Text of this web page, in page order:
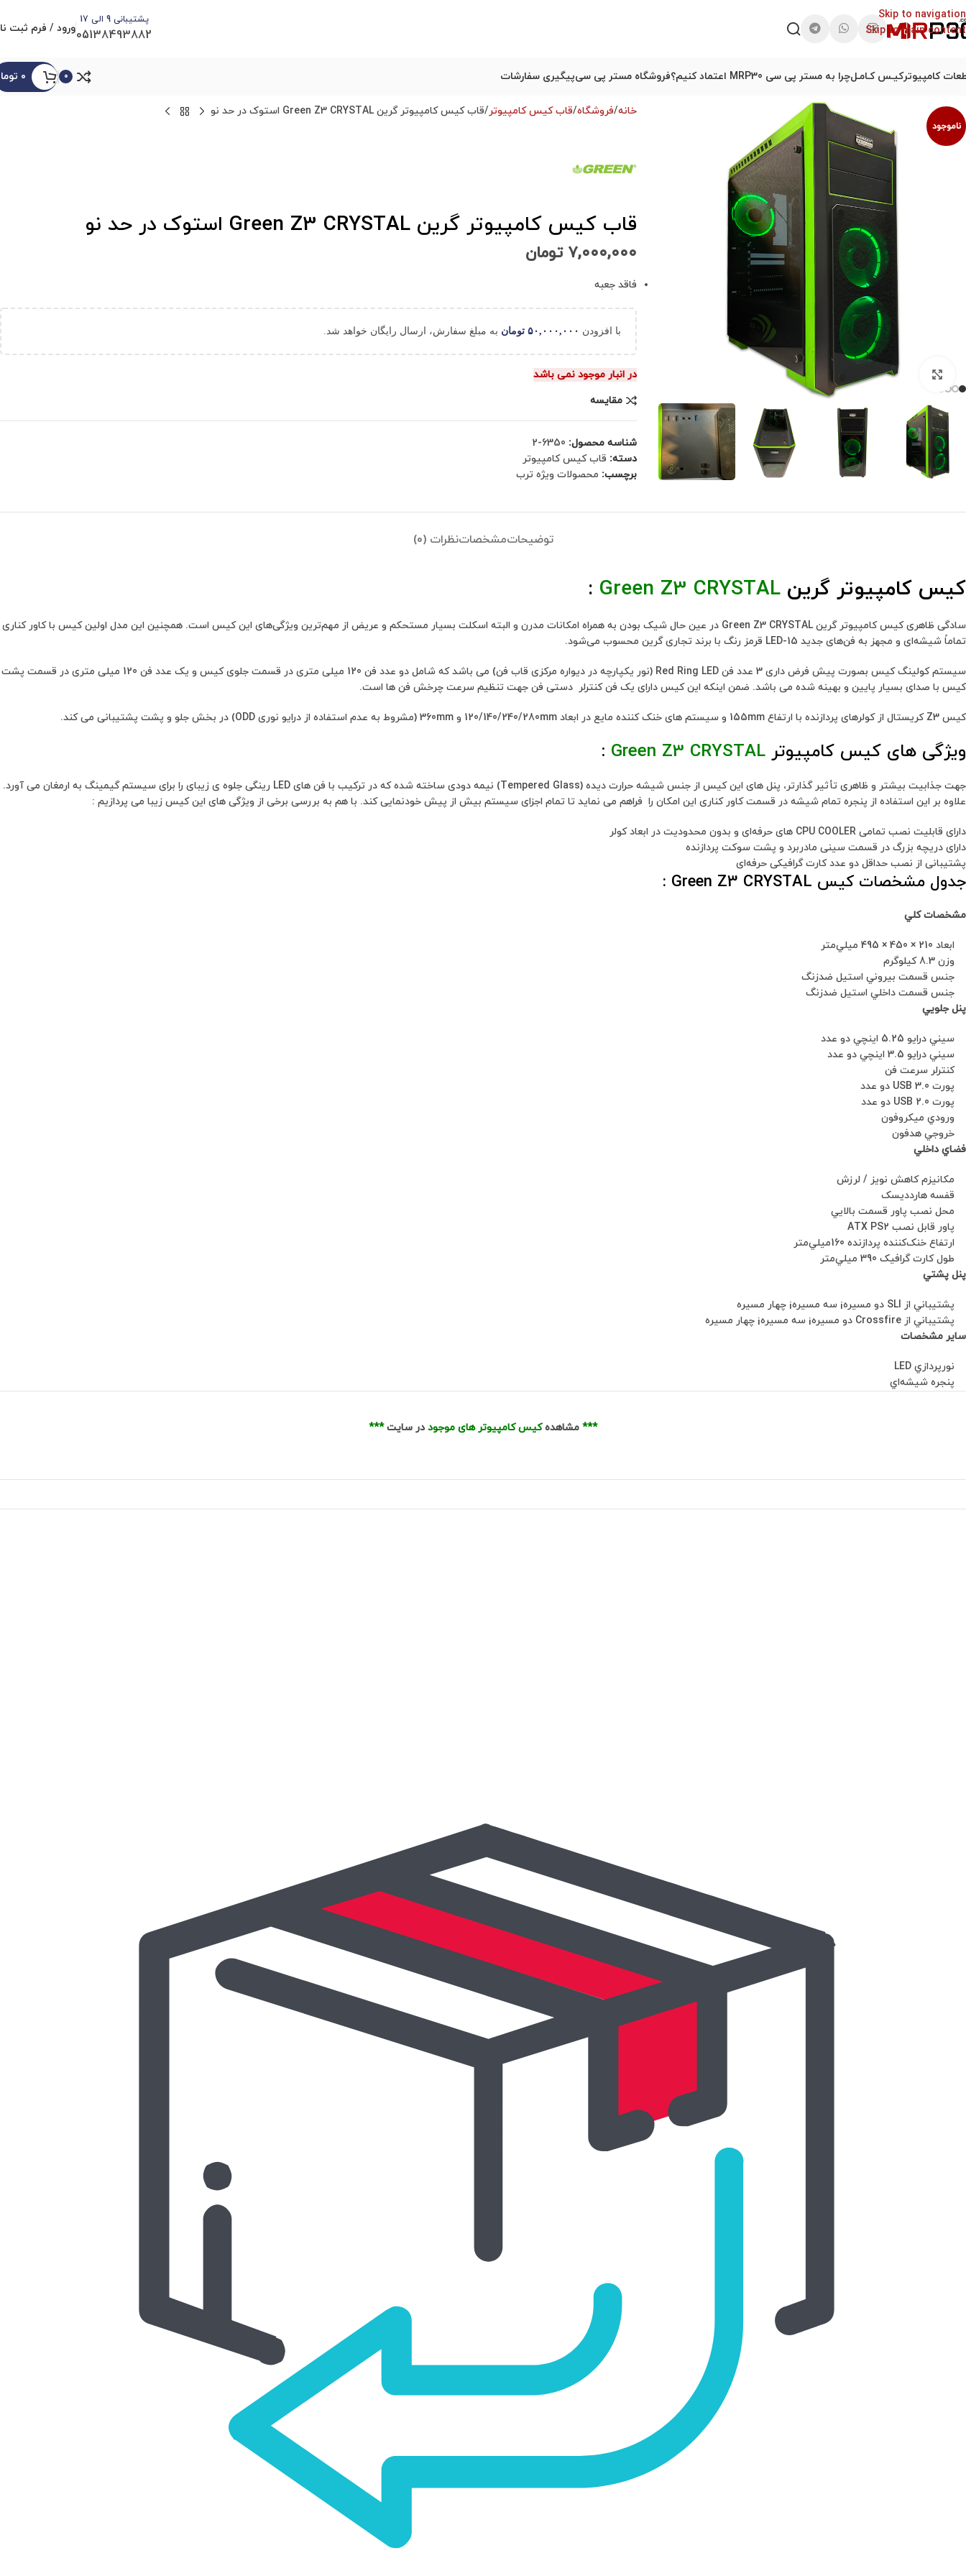
Skip to navigation
Skip to main content
پشتیبانی 9 الی 17
05138493882ورود / فرم ثبت
کامپیوترکیـس کـامـلچرا به مستر پی سی MRP30 اعتماد کنیم؟ فروشگاه مستر پی سیپیگیری سفارشات 0 ۰
ناموجود
برای بزرگنمایی کلیک کنید
خانه فروشگاه قاب کیس کامپیوتر قاب کیس کامپیوتر گرین Green Z3 CRYSTAL استوک در حد نو
قاب کیس کامپیوتر گرین Green Z3 CRYSTAL استوک در حد نو
۷,۰۰۰,۰۰۰ تومان
فاقد جعبه
با افزودن ۵۰,۰۰۰,۰۰۰ تومان به مبلغ سفارش، ارسال رایگان خواهد شد.
در انبار موجود نمی باشد
مقایسه
شناسه محصول: 6350-2
دسته: قاب کیس کامپیوتر
برچسب: محصولات ویژه ترب
توضیحاتمشخصاتنظرات (0)
کیس کامپیوتر گرین Green Z3 CRYSTAL
:
سادگی ظاهری کیس کامپیوتر گرین Green Z3 CRYSTAL در عین حال شیک بودن به همراه امکانات مدرن و البته اسکلت بسیار مستحکم و عریض از مهم‌ترین ویژگی‌های این کیس است. همچنین این مدل اولین کیس با کاور کناری
تماماً شیشه‌ای و مجهز به فن‌های جدید 15-LED قرمز رنگ با برند تجاری گرین محسوب می‌شود.
سیستم کولینگ کیس بصورت پیش فرض داری 3 عدد فن Red Ring LED (نور یکپارچه در دیواره مرکزی قاب فن) می باشد که شامل دو عدد فن 120 میلی متری در قسمت جلوی کیس و یک عدد فن 120 میلی متری در قسمت پشت
کیس با صدای بسیار پایین و بهینه شده می باشد. ضمن اینکه این کیس دارای یک فن کنترلر دستی فن جهت تنظیم سرعت چرخش فن ها است.
کیس Z3 کریستال از کولرهای پردازنده با ارتفاع 155mm و سیستم های خنک کننده مایع در ابعاد 120/140/240/280mm و 360mm (مشروط به عدم استفاده از درایو نوری ODD) در بخش جلو و پشت پشتیبانی می کند.
ویژگی های کیس کامپیوتر Green Z3 CRYSTAL
:
جهت جذابیت بیشتر و ظاهری تأثیر گذارتر، پنل های این کیس از جنس شیشه حرارت دیده (Tempered Glass) نیمه دودی ساخته شده که در ترکیب با فن های LED رینگی جلوه ی زیبای را برای سیستم گیمینگ به ارمغان می آورد.
علاوه بر این استفاده از پنجره تمام شیشه در قسمت کاور کناری این امکان را فراهم می نماید تا تمام اجزای سیستم بیش از پیش خودنمایی کند. با هم به بررسی برخی از ویژگی های این کیس زیبا می پردازیم :
دارای قابلیت نصب تمامی CPU COOLER های حرفه‌ای و بدون محدودیت در ابعاد کولر
دارای دریچه بزرگ در قسمت سینی مادربرد و پشت سوکت پردازنده
پشتیبانی از نصب حداقل دو عدد کارت گرافیکی حرفه‌ای
جدول مشخصات کیس Green Z3 CRYSTAL :
مشخصات کلي
ابعاد 210 × 450 × 495 ميلي‌متر
وزن 8.3 کيلوگرم
جنس قسمت بيروني استيل ضدزنگ
جنس قسمت داخلي استيل ضدزنگ
پنل جلويي
سيني درايو 5.25 اينچي دو عدد
سيني درايو 3.5 اينچي دو عدد
کنترلر سرعت فن
پورت USB 3.0 دو عدد
پورت USB 2.0 دو عدد
ورودي ميکروفون
خروجي هدفون
فضاي داخلي
مکانيزم کاهش نويز / لرزش
قفسه هاردديسک
محل نصب پاور قسمت بالايي
پاور قابل نصب ATX PS2
ارتفاع خنک‌کننده پردازنده 160ميلي‌متر
طول کارت گرافيک 390 ميلي‌متر
پنل پشتي
پشتيباني از SLI دو مسيره¡ سه مسيره¡ چهار مسيره
پشتيباني از Crossfire دو مسيره¡ سه مسيره¡ چهار مسيره
ساير مشخصات
نورپردازي LED
پنجره شيشه‌اي
*** مشاهدهکیس کامپیوتر های موجوددر سایت***